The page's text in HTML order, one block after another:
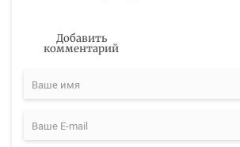
Добавить
комментарий